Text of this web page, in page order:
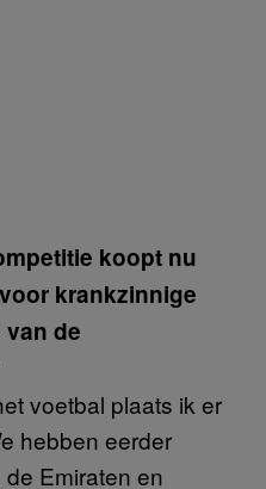
koopt nu
krankzinnige
van de
voetbal plaats ik er
hebben eerder
Emiraten en